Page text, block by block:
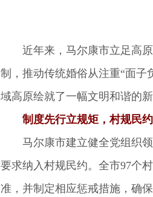
近年来，马尔康市立足高原
制，推动传统婚俗从注重“面子
域高原绘就了一幅文明和谐的新
制度先行立规矩，村规民
马尔康市建立健全党组织领
要求纳入村规民约。全市97个
准，并制定相应惩戒措施，确